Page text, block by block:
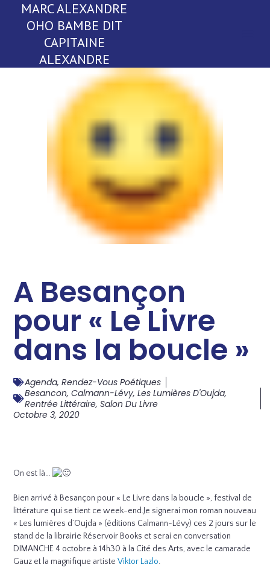
MARC ALEXANDRE
OHO BAMBE DIT
CAPITAINE
ALEXANDRE
A Besançon
pour « Le Livre
dans la boucle »
Agenda,Rendez-Vous Poétiques
Besancon,Calmann-Lévy,Les Lumières D'Oujda,
Rentrée Littéraire,Salon Du Livre
Octobre 3, 2020
On est là…
Bien arrivé à Besançon pour « Le Livre dans la boucle », festival de
littérature qui se tient ce week-end.Je signerai mon roman nouveau
« Les lumières d’Oujda » (éditions Calmann-Lévy) ces 2 jours sur le
stand de la librairie Réservoir Books et serai en conversation
DIMANCHE 4 octobre à 14h30 à la Cité des Arts, avec le camarade
Gauz et la magnifique artisteViktor Lazlo.